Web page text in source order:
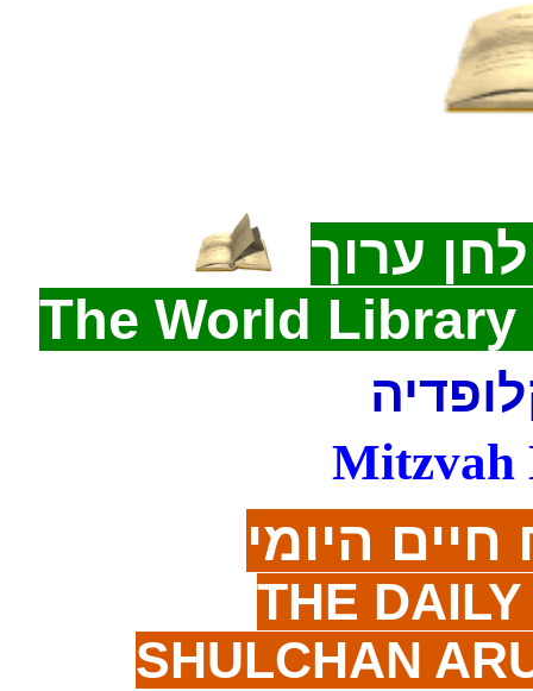
ערוך
The World Library
Mitzvah
היומי
THE
SHULCHAN